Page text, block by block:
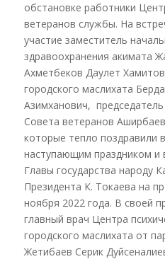
обстановке работники
ветеранов службы. На
участие заместитель
здравоохранения акимата
Ахметбеков Даулет
городского маслихата
Азимханович,
Совета ветеранов
которые тепло поздравили
наступающим праздником и
Главы государства народу
Президента К. Токаева на
ноября 2022 года. В своей
главный врач Центра
городского маслихата от
Жетибаев Серик